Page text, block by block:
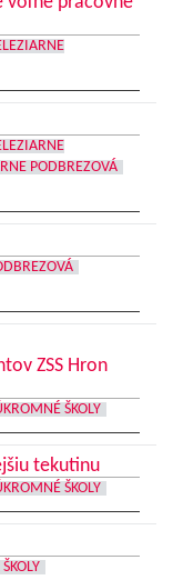
PODBREZOVÁ
ZSS Hron
ŠKOLY
tekutinu
ŠKOLY